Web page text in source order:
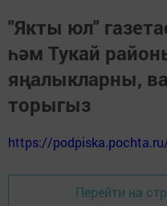
"Якты юл"
һәм Тукай
яңалыкларны,
торыгыз
https://
Перейти на